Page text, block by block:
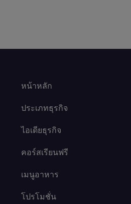
หน้าหลัก
ประเภทธุรกิจ
ไอเดียธุรกิจ
คอร์สเรียนฟรี
เมนูอาหาร
โปรโมชั่น